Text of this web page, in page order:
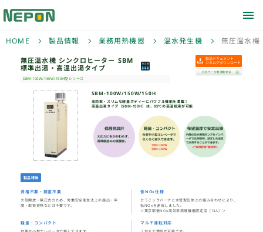
HOME 製品情報 業務用熱機器 温水発生機 無圧温水機
無圧温水機 シンクロヒ
SBM-100W/150W/150H型シリーズ